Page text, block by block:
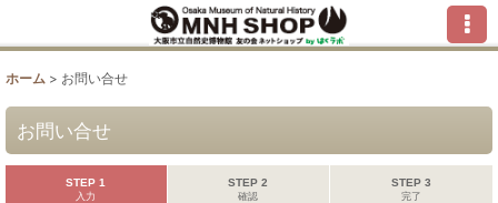
ホーム > お問い合せ
お問い合せ
STEP 1
入力
STEP 2
確認
STEP 3
完了